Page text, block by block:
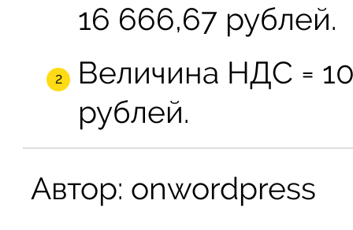
16 666,67 рублей.
Величина НДС =
рублей.
Автор: onwordpress